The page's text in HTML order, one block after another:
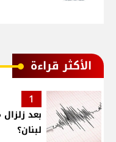
الأكثر قراءة
1
بعد
لبنان؟